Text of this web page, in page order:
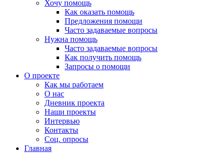
Хочу помощь
Как оказать помощь
Предложения помощи
Часто задаваемые вопросы
Нужна помощь
Часто задаваемые вопросы
Как получить помощь
Запросы о помощи
О проекте
Как мы работаем
О нас
Дневник проекта
Наши проекты
Интервью
Контакты
Соц. опросы
Главная